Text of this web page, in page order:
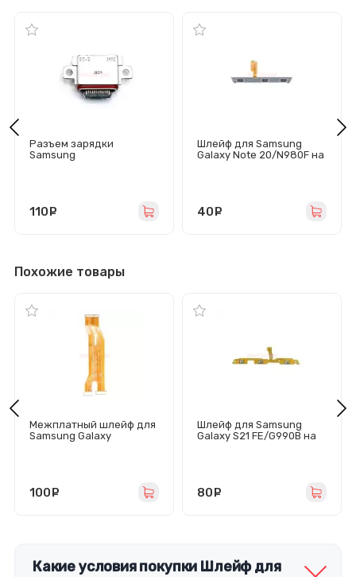
Разъем зарядки
Samsung
110
Шлейф для Samsung
Galaxy Note 20/N980F на
40
Похожие товары
Межплатный шлейф для
Samsung Galaxy
100
Шлейф для Samsung
Galaxy S21 FE/G990B на
80
Какие условия покупки Шлейф для